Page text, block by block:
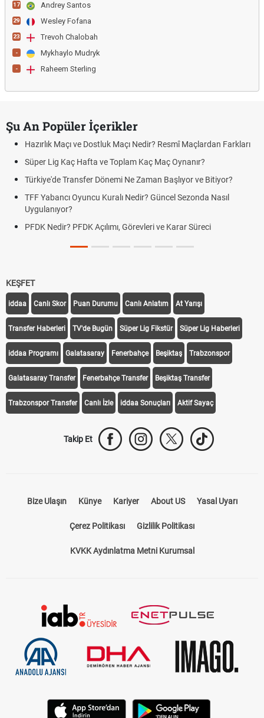
17 Andrey Santos
29 Wesley Fofana
23 Trevoh Chalobah
- Mykhaylo Mudryk
- Raheem Sterling
Şu An Popüler İçerikler
Hazırlık Maçı ve Dostluk Maçı Nedir? Resmî Maçlardan Farkları
Süper Lig Kaç Hafta ve Toplam Kaç Maç Oynanır?
Türkiye'de Transfer Dönemi Ne Zaman Başlıyor ve Bitiyor?
TFF Yabancı Oyuncu Kuralı Nedir? Güncel Sezonda Nasıl
Uygulanıyor?
PFDK Nedir? PFDK Açılımı, Görevleri ve Karar Süreci
KEŞFET
iddaa Canlı Skor Puan Durumu Canlı Anlatım At Yarışı
Transfer Haberleri TV'de Bugün Süper Lig Fikstür Süper Lig Haberleri
iddaa Programı Galatasaray Fenerbahçe Beşiktaş Trabzonspor
Galatasaray Transfer Fenerbahçe Transfer Beşiktaş Transfer
Trabzonspor Transfer Canlı İzle iddaa Sonuçları Aktif Sayaç
Takip Et
Bize Ulaşın Künye Kariyer About US Yasal Uyarı
Çerez Politikası Gizlilik Politikası
KVKK Aydınlatma Metni Kurumsal